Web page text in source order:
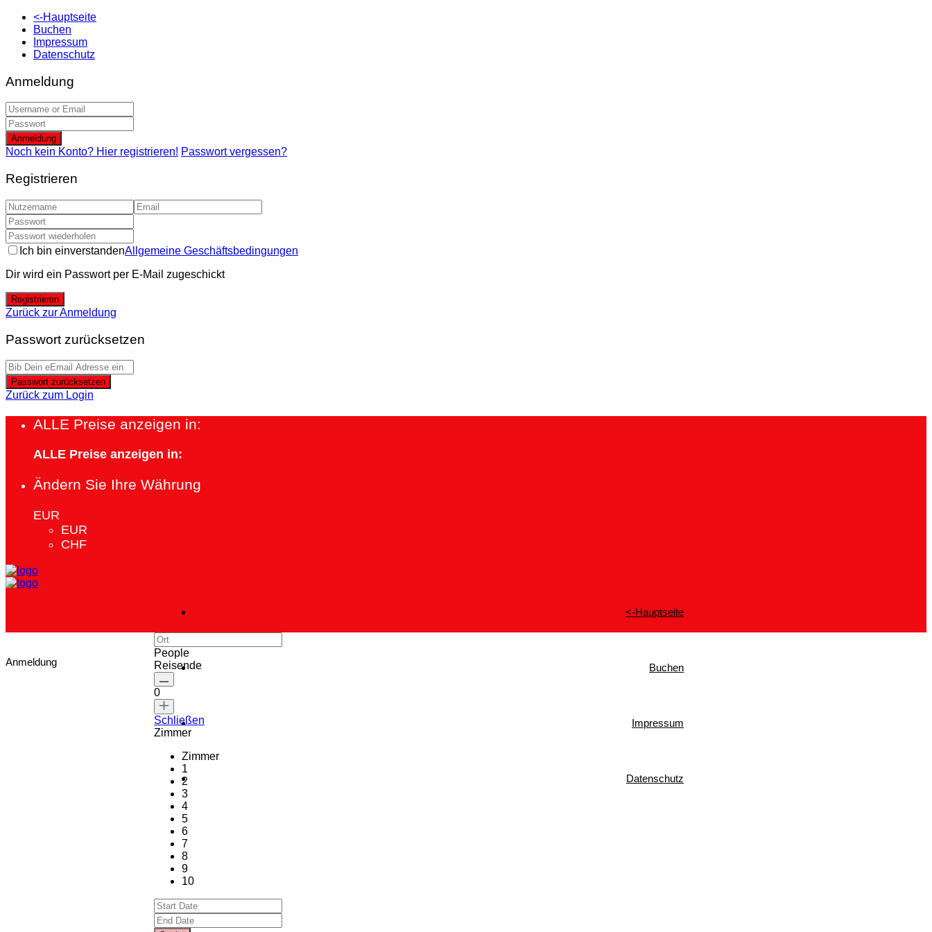
<-Hauptseite
Buchen
Impressum
Datenschutz
Anmeldung
Anmeldung
Noch kein Konto? Hier registrieren! Passwort vergessen?
Registrieren
Ich bin einverstandenAllgemeine Geschäftsbedingungen
Dir wird ein Passwort per E-Mail zugeschickt
Registrieren
Zurück zur Anmeldung
Passwort zurücksetzen
Passwort zurücksetzen
Zurück zum Login
ALLE Preise anzeigen in:
ALLE Preise anzeigen in:
Ändern Sie Ihre Währung
EUR
EUR
CHF
<-Hauptseite
Buchen
Impressum
Datenschutz
Anmeldung
People
Reisende
0
Schließen
Zimmer
Zimmer
1
2
3
4
5
6
7
8
9
10